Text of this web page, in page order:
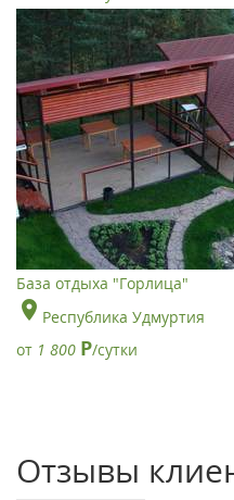
База отдыха "Горлица"
Республика Удмуртия
от 1 800 Р/сутки
Отзывы